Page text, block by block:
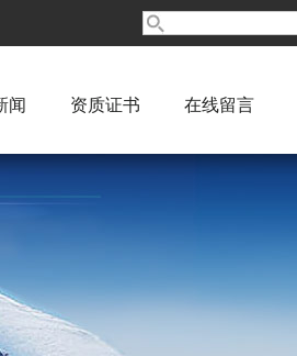
闻 资质证书 在线留言